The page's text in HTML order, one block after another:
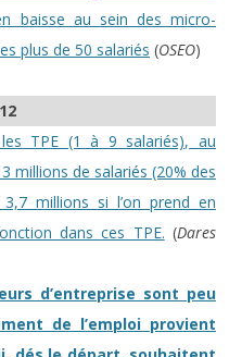
baisse au sein des micro-
plus de 50 salariés (OSEO)
TPE (1 à 9 salariés), au
millions de salariés (20% des
millions si l’on prend en
dans ces TPE. (Dares
d’entreprise sont peu
de l’emploi provient